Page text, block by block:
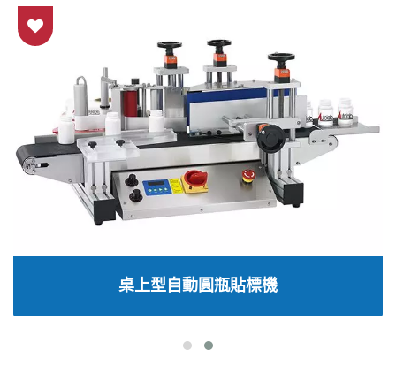
桌上型自動圓瓶貼標機